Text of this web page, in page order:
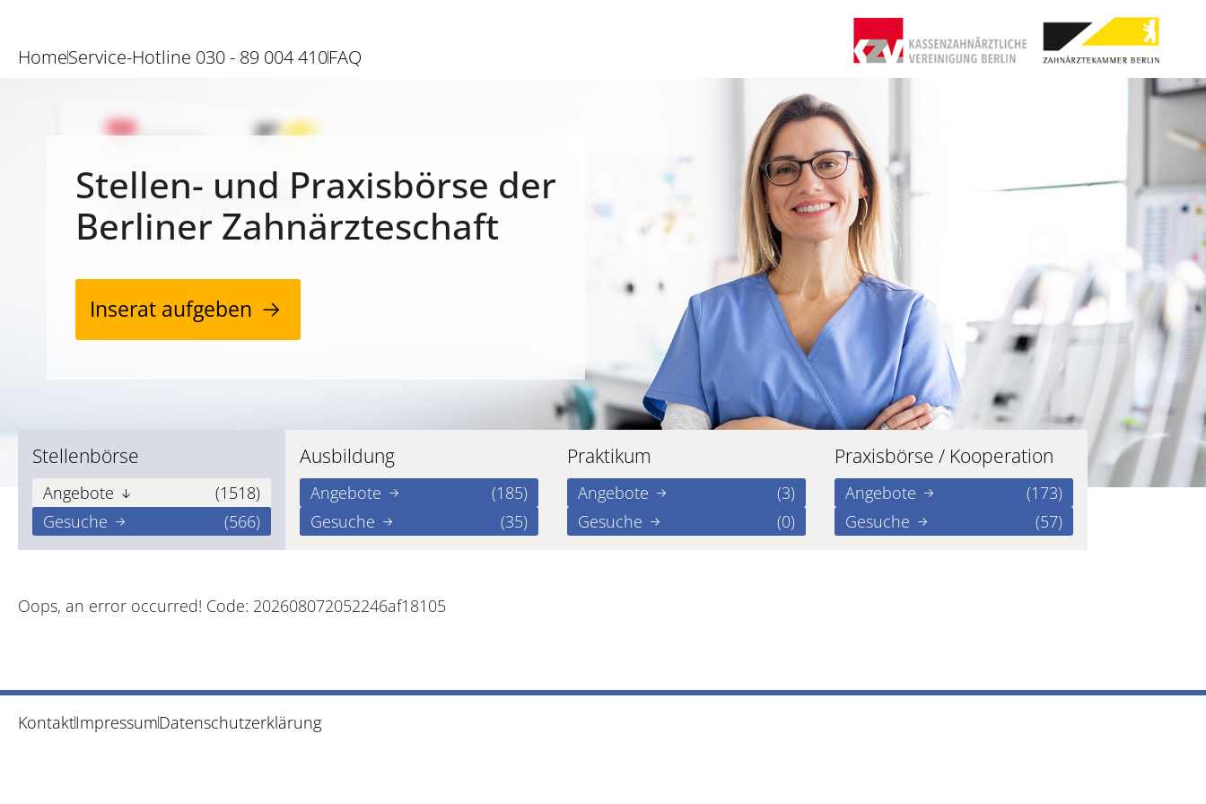
HomeService-Hotline 030 - 89 004 410FAQ
Stellen- und Praxisbörse der
Berliner Zahnärzteschaft
Inserat aufgeben
Stellenbörse
Angebote
(1518)
Gesuche
(566)
Ausbildung
Angebote
(185)
Gesuche
(35)
Praktikum
Angebote
(3)
Gesuche
(0)
Praxisbörse / Kooperation
Angebote
(173)
Gesuche
(57)
Oops, an error occurred! Code: 202608072052246af18105
KontaktImpressumDatenschutzerklärung